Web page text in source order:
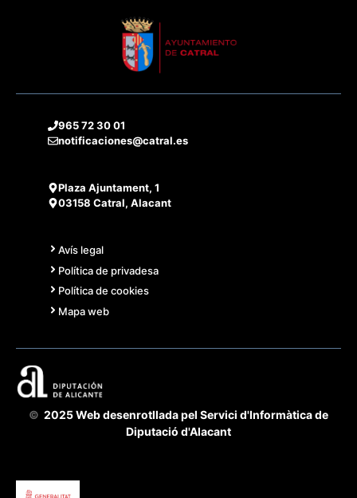
965 72 30 01
notificaciones@catral.es
Plaza Ajuntament, 1
03158 Catral, Alacant
Avís legal
Política de privadesa
Política de cookies
Mapa web
© 2025 Web desenrotllada pel Servici d'Informàtica de
Diputació d'Alacant